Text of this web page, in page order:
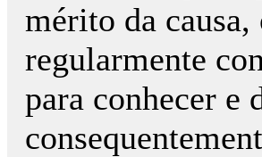
mérito da
regularmente
para conhecer e